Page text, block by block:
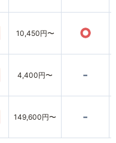
10,450円〜 ○
4,400円〜 -
149,600円〜 -